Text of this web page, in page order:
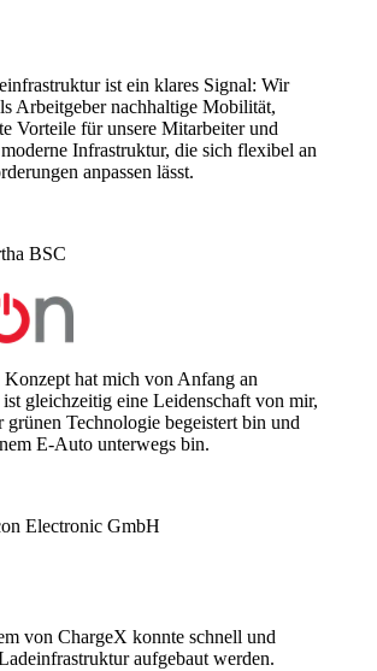
ist ein klares Signal: Wir
Arbeitgeber nachhaltige Mobilität,
Vorteile für unsere Mitarbeiter und
Infrastruktur, die sich flexibel an
anpassen lässt.
BSC
hat mich von Anfang an
gleichzeitig eine Leidenschaft von mir,
grünen Technologie begeistert bin und
E-Auto unterwegs bin.
Electronic GmbH
von ChargeX konnte schnell und
aufgebaut werden.